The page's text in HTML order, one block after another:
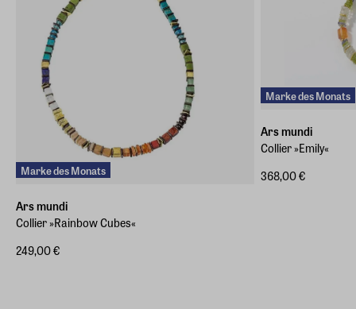
Marke des Monats
Ars mundi
Collier »Rainbow Cubes«
249,00 €
Marke des Monats
Ars mundi
Collier »Emily«
368,00 €